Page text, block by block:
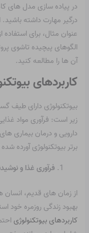
در پیاده سازی مدل های
درگیر مهارت داشته
عنوان مثال، برای
الگوهای پیچیده تاشوی
آن ها را مطالعه کنید.
کاربردهای
بیوتکنولوژی دارای طیف
زیر است: فرآوری مواد
دارویی و درمان بیماری
برتر بیوتکنولوژی آورده
فرآوری غذا و
از زمان های قدیم، انسان
بهبود زندگی روزمره خود
کاربردهای بیوتکنولوژی